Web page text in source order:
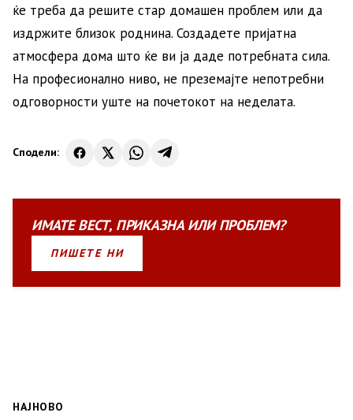
ќе треба да решите стар домашен проблем или да
издржите близок роднина. Создадете пријатна
атмосфера дома што ќе ви ја даде потребната сила.
На професионално ниво, не преземајте непотребни
одговорности уште на почетокот на неделата.
Сподели:
ИМАТЕВЕСТ, ПРИКАЗНАИЛИПРОБЛЕМ?
ПИШЕТЕ НИ
НАЈНОВО